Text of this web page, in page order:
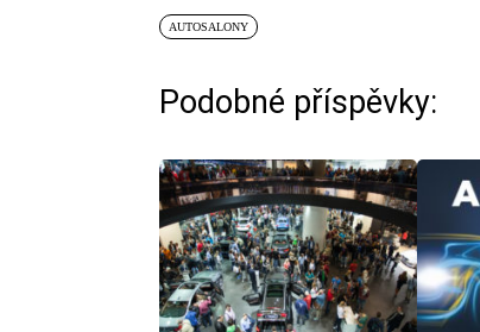
AUTOSALONY
Podobné příspěvky: